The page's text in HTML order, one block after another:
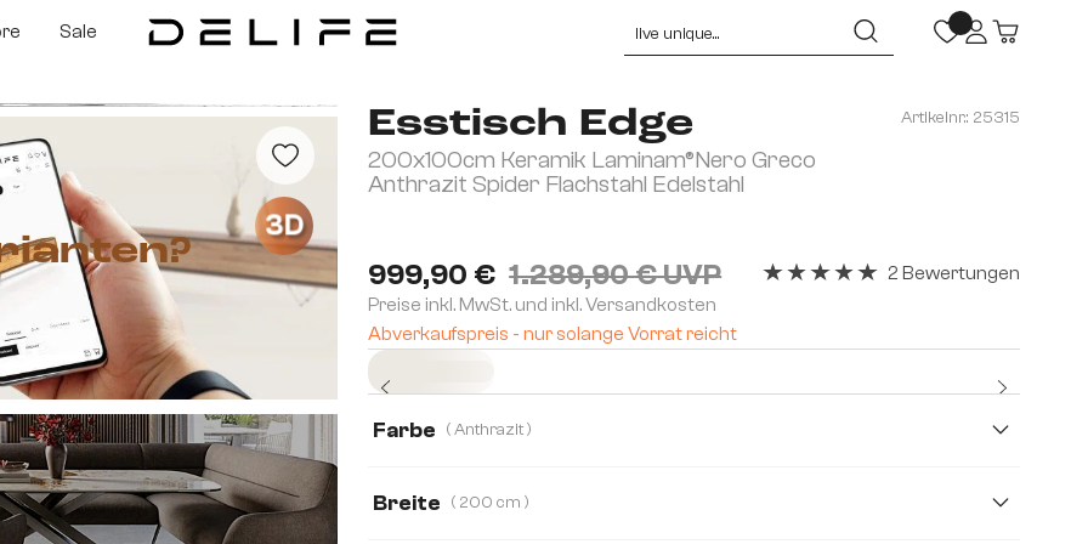
Sale
Esstisch Edge
200x100cm Keramik Laminam®Nero Greco
Anthrazit Spider Flachstahl Edelstahl
Artikelnr.: 25315
999,90 € 1.289,90 € UVP
Preise inkl. MwSt. und inkl. Versandkosten
Abverkaufspreis - nur solange Vorrat reicht
2 Bewertungen
Farbe ( Anthrazit )
Breite ( 200 cm )
3D